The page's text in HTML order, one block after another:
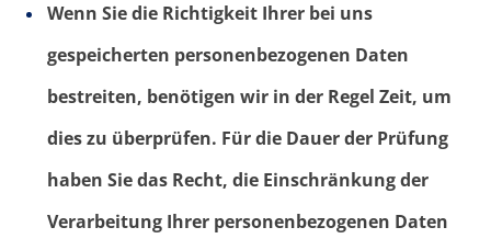
Wenn Sie die Richtigkeit Ihrer bei uns
gespeicherten personenbezogenen Daten
bestreiten, benötigen wir in der Regel Zeit, um
dies zu überprüfen. Für die Dauer der Prüfung
haben Sie das Recht, die Einschränkung der
Verarbeitung Ihrer personenbezogenen Daten